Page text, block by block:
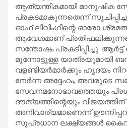
ആത്യന്തികമായി മാനുഷിക
പ്രകടമാകുന്നതെന്ന്
ഓഫ് ലിവിംഗിന്റെ ഓരോ
ആവേശമാണ്
സന്തോഷം പ്രകടിപ്പിച്ചു. ആർട്ട്
മുന്നോട്ടുള്ള യാത്രയുമായി
വളണ്ടിയർമാർക്കും ഹൃദയം
നേർന്ന അദ്ദേഹം, അവരുടെ
സേവനമനോഭാവത്തെയും
ദൗത്യത്തിന്റെയും വിജയത്തിന്
അനിവാര്യമാണെന്ന്
സുപ്രധാന ലക്ഷ്യങ്ങൾ